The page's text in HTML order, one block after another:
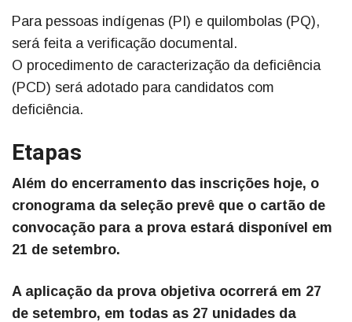
Para pessoas indígenas (PI) e quilombolas (PQ),
será feita a verificação documental.
O procedimento de caracterização da deficiência
(PCD) será adotado para candidatos com
deficiência.
Etapas
Além do encerramento das inscrições hoje, o
cronograma da seleção prevê que o cartão de
convocação para a prova estará disponível em
21 de setembro.
A aplicação da prova objetiva ocorrerá em 27
de setembro, em todas as 27 unidades da